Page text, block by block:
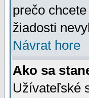
prečo
žiadosti
Návrat hore
Ako sa
Užívateľské